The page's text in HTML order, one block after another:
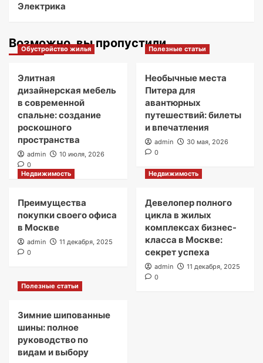
Электрика
Возможно, вы пропустили
Обустройство жилья
Элитная
дизайнерская мебель
в современной
спальне: создание
роскошного
пространства
admin
10 июля, 2026
0
Полезные статьи
Необычные места
Питера для
авантюрных
путешествий: билеты
и впечатления
admin
30 мая, 2026
0
Недвижимость
Преимущества
покупки своего офиса
в Москве
admin
11 декабря, 2025
0
Недвижимость
Девелопер полного
цикла в жилых
комплексах бизнес-
класса в Москве:
секрет успеха
admin
11 декабря, 2025
0
Полезные статьи
Зимние шипованные
шины: полное
руководство по
видам и выбору